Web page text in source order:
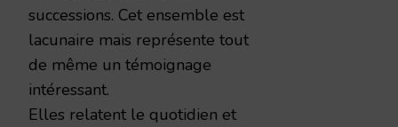
successions. Cet ensemble est
lacunaire mais représente tout
de même un témoignage
intéressant.
Elles relatent le quotidien et